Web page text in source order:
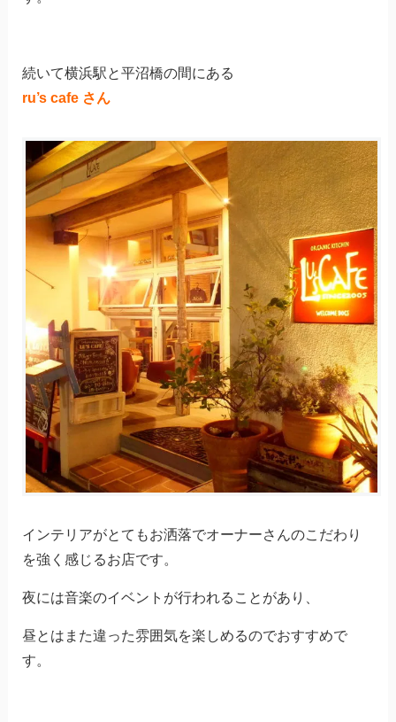
続いて横浜駅と平沼橋の間にある
ru’s cafe さん
インテリアがとてもお洒落でオーナーさんのこだわり
を強く感じるお店です。
夜には音楽のイベントが行われることがあり、
昼とはまた違った雰囲気を楽しめるのでおすすめで
す。